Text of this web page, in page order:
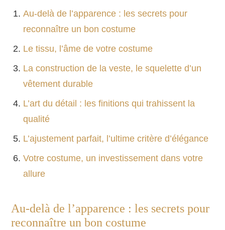
Au-delà de l’apparence : les secrets pour
reconnaître un bon costume
Le tissu, l’âme de votre costume
La construction de la veste, le squelette d’un
vêtement durable
L’art du détail : les finitions qui trahissent la
qualité
L’ajustement parfait, l’ultime critère d’élégance
Votre costume, un investissement dans votre
allure
Au-delà de l’apparence : les secrets pour
reconnaître un bon costume